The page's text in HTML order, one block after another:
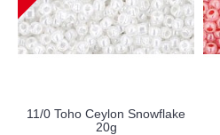
11/0 Toho Ceylon Snowflake
20g